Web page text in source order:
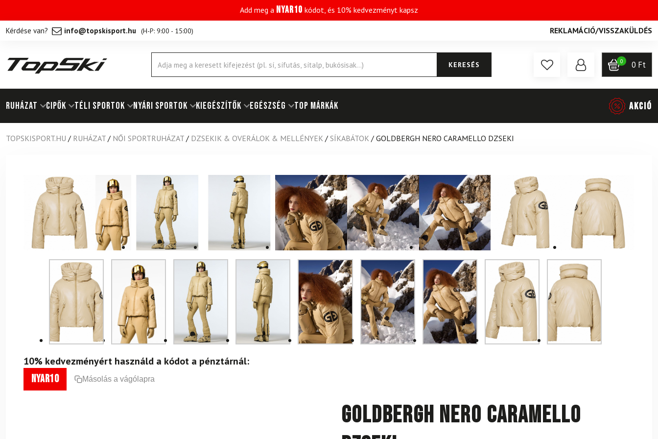
Add meg a NYAR10 kódot, és 10% kedvezményt kapsz
Kérdése van? info@topskisport.hu (H-P: 9:00 - 15:00) REKLAMÁCIÓ/VISSZAKÜLDÉS
Products
search
KERESÉS 0 0 Ft
RUHÁZAT Cipők TÉLI SPORTOK NYÁRI SPORTOK KIEGÉSZÍTŐK EGÉSZSÉG Top márkák AKCIÓ
TOPSKISPORT.HU / RUHÁZAT / NŐI SPORTRUHÁZAT / DZSEKIK & OVERÁLOK & MELLÉNYEK / SÍKABÁTOK / GOLDBERGH NERO CARAMELLO DZSEKI
10% kedvezményért használd a kódot a pénztárnál:
nyar10 Másolás a vágólapra
GOLDBERGH Nero Caramello